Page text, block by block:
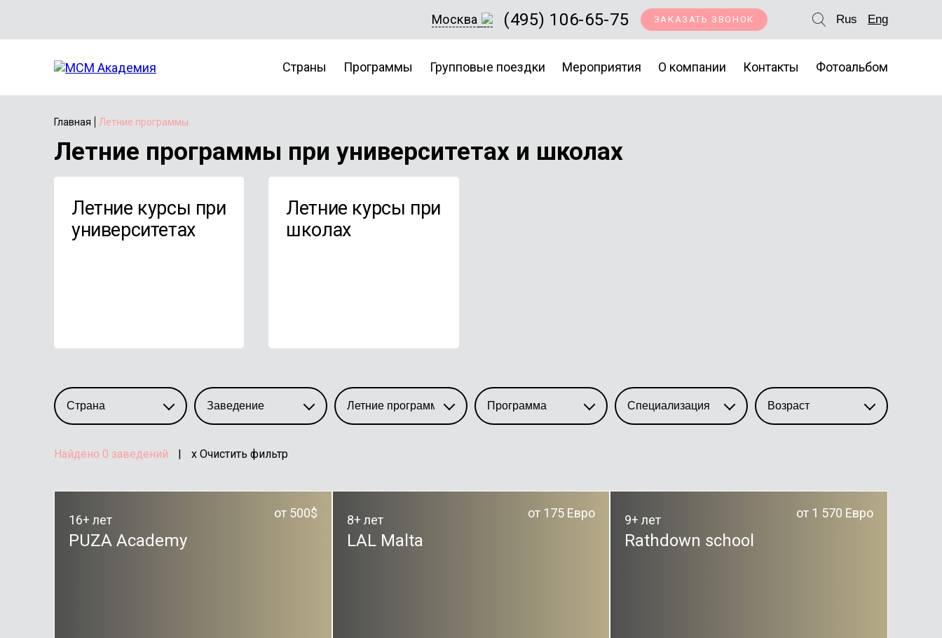
Москва (495) 106-65-75 ЗАКАЗАТЬ ЗВОНОК Rus Eng
Страны Программы Групповые поездки Мероприятия О компании Контакты Фотоальбом
Главная Летние программы
Летние программы при университетах и школах
Летние курсы при
университетах
Летние курсы при
школах
Найдено 0 заведений | x Очистить фильтр
16+ лет
PUZA Academy
от 500$ 8+ лет
LAL Malta
от 175 Евро 9+ лет
Rathdown school
от 1 570 Евро